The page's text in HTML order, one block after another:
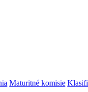
Maturitné komisie